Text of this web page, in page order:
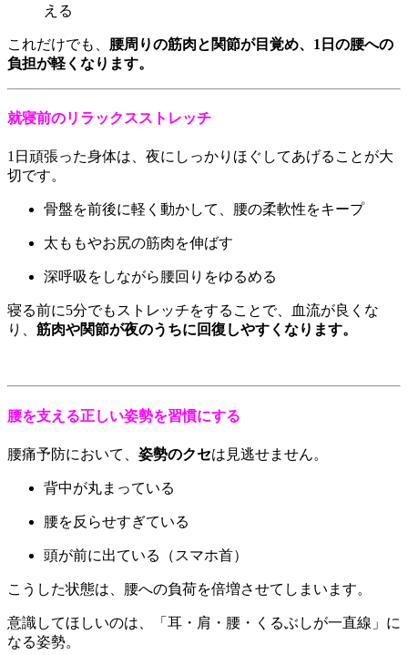
える
これだけでも、 腰周りの筋肉と関節が目覚め、1日の腰への
負担が軽くなります。
就寝前のリラックスストレッチ
1日頑張った身体は、夜にしっかりほぐしてあげることが大
切です。
骨盤を前後に軽く動かして、腰の柔軟性をキープ
太ももやお尻の筋肉を伸ばす
深呼吸をしながら腰回りをゆるめる
寝る前に5分でもストレッチをすることで、血流が良くな
り、 筋肉や関節が夜のうちに回復しやすくなります。
腰を支える正しい姿勢を習慣にする
腰痛予防において、 姿勢のクセは見逃せません。
背中が丸まっている
腰を反らせすぎている
頭が前に出ている（スマホ首）
こうした状態は、腰への負荷を倍増させてしまいます。
意識してほしいのは、「耳・肩・腰・くるぶしが一直線」に
なる姿勢。